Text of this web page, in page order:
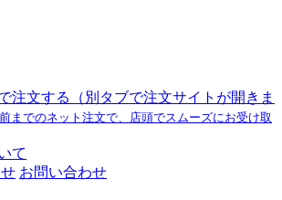
注文する
（別タブで注文サイトが開きま
までのネット注文で、店頭でスムーズにお受け取
て
お問い合わせ